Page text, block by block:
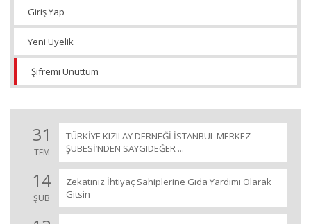
Giriş Yap
Yeni Üyelik
Şifremi Unuttum
31
TEM
TÜRKİYE KIZILAY DERNEĞİ İSTANBUL MERKEZ
ŞUBESİ’NDEN SAYGIDEĞER ...
14
ŞUB
Zekatınız İhtiyaç Sahiplerine Gıda Yardımı Olarak
Gitsin